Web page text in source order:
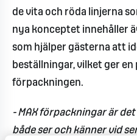
de vita och röda linjerna
nya konceptet innehåller
som hjälper gästerna att
beställningar, vilket ger en
förpackningen.
- MAX förpackningar är
både ser och känner vid